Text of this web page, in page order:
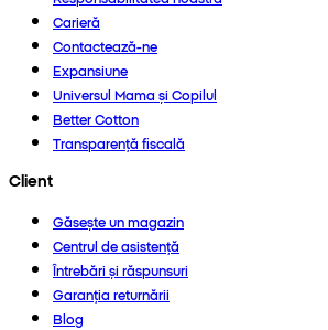
Carieră
Contactează-ne
Expansiune
Universul Mama și Copilul
Better Cotton
Transparență fiscală
Client
Găsește un magazin
Centrul de asistență
Întrebări și răspunsuri
Garanția returnării
Blog